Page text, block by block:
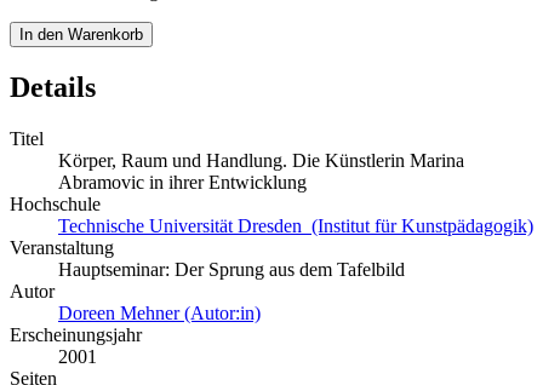
In den Warenkorb
Details
Titel
Körper, Raum und Handlung. Die Künstlerin Marina
Abramovic in ihrer Entwicklung
Hochschule
Technische Universität Dresden (Institut für Kunstpädagogik)
Veranstaltung
Hauptseminar: Der Sprung aus dem Tafelbild
Autor
Doreen Mehner (Autor:in)
Erscheinungsjahr
2001
Seiten